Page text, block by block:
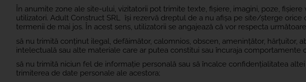
În anumite zone ale site-ului, vizitatorii pot trimite texte, fișiere, imagini, poze,
utilizatori. Adult Construct SRL își rezervă dreptul de a nu afișa pe site/șterge
termenii de mai jos. În acest sens, utilizatorii se angajează că vor respecta
să nu trimită conținut ilegal, defăimător, calomnios, obscen, amenințător, hărțuitor,
intelectuală sau alte materiale care ar putea constitui sau încuraja comportamente
să nu trimită niciun fel de informație personală sau să încalce confidențialitatea
trimiterea de date personale ale acestora;